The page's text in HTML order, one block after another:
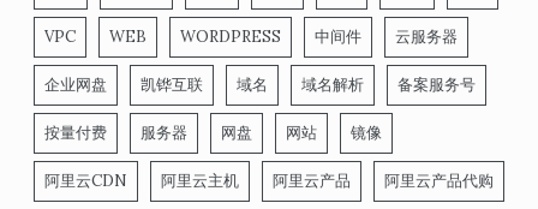
VPC WEB WORDPRESS 中间件 云服务器
企业网盘 凯铧互联 域名 域名解析 备案服务号
按量付费 服务器 网盘 网站 镜像
阿里云CDN 阿里云主机 阿里云产品 阿里云产品代购